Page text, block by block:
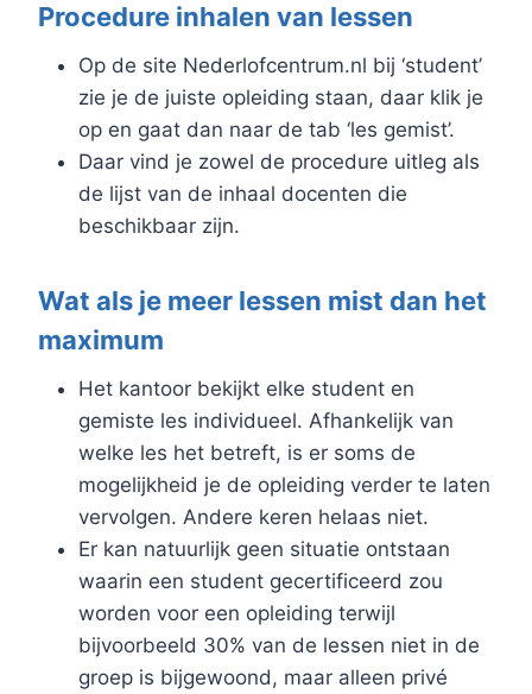
Procedure inhalen van lessen
Op de site Nederlofcentrum.nl bij ‘student’
zie je de juiste opleiding staan, daar klik je
op en gaat dan naar de tab ‘les gemist’.
Daar vind je zowel de procedure uitleg als
de lijst van de inhaal docenten die
beschikbaar zijn.
Wat als je meer lessen mist dan het
maximum
Het kantoor bekijkt elke student en
gemiste les individueel. Afhankelijk van
welke les het betreft, is er soms de
mogelijkheid je de opleiding verder te laten
vervolgen. Andere keren helaas niet.
Er kan natuurlijk geen situatie ontstaan
waarin een student gecertificeerd zou
worden voor een opleiding terwijl
bijvoorbeeld 30% van de lessen niet in de
groep is bijgewoond, maar alleen privé